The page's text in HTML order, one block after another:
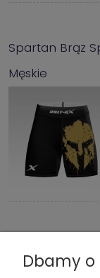
Spartan Brąz
Męskie
Dbamy